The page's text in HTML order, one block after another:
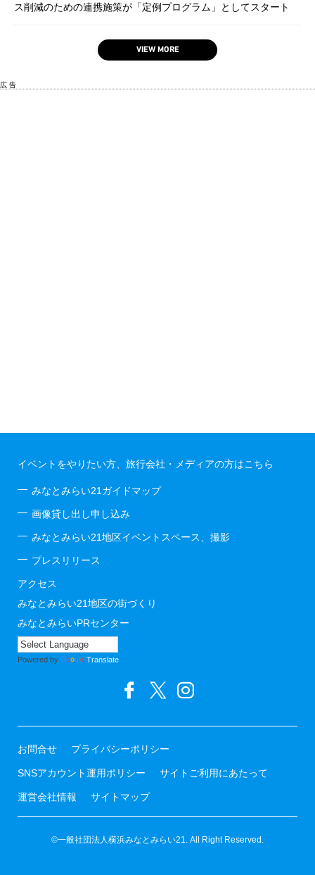
ス削減のための連携施策が「定例プログラム」としてスタート
VIEW MORE
広 告
イベントをやりたい方、旅行会社・メディアの方はこちら
みなとみらい21ガイドマップ
画像貸し出し申し込み
みなとみらい21地区イベントスペース、撮影
プレスリリース
アクセス
みなとみらい21地区の街づくり
みなとみらいPRセンター
Powered by Translate
お問合せ プライバシーポリシー
SNSアカウント運用ポリシー サイトご利用にあたって
運営会社情報 サイトマップ
©一般社団法人横浜みなとみらい21. All Right Reserved.